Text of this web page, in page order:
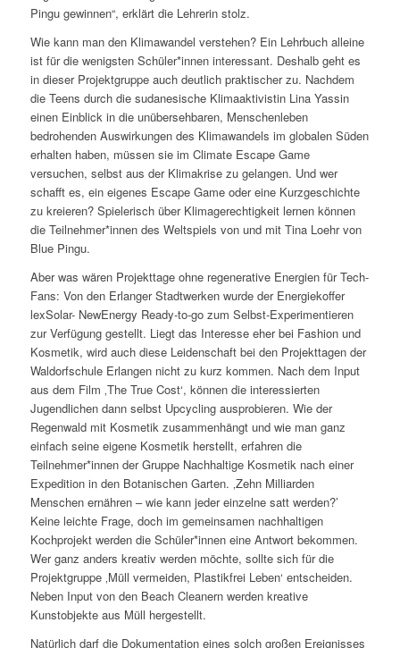
Pingu gewinnen“, erklärt die Lehrerin stolz.
Wie kann man den Klimawandel verstehen? Ein Lehrbuch alleine
ist für die wenigsten Schüler*innen interessant. Deshalb geht es
in dieser Projektgruppe auch deutlich praktischer zu. Nachdem
die Teens durch die sudanesische Klimaaktivistin Lina Yassin
einen Einblick in die unübersehbaren, Menschenleben
bedrohenden Auswirkungen des Klimawandels im globalen Süden
erhalten haben, müssen sie im Climate Escape Game
versuchen, selbst aus der Klimakrise zu gelangen. Und wer
schafft es, ein eigenes Escape Game oder eine Kurzgeschichte
zu kreieren? Spielerisch über Klimagerechtigkeit lernen können
die Teilnehmer*innen des Weltspiels von und mit Tina Loehr von
Blue Pingu.
Aber was wären Projekttage ohne regenerative Energien für Tech-
Fans: Von den Erlanger Stadtwerken wurde der Energiekoffer
lexSolar- NewEnergy Ready-to-go zum Selbst-Experimentieren
zur Verfügung gestellt. Liegt das Interesse eher bei Fashion und
Kosmetik, wird auch diese Leidenschaft bei den Projekttagen der
Waldorfschule Erlangen nicht zu kurz kommen. Nach dem Input
aus dem Film ‚The True Cost‘, können die interessierten
Jugendlichen dann selbst Upcycling ausprobieren. Wie der
Regenwald mit Kosmetik zusammenhängt und wie man ganz
einfach seine eigene Kosmetik herstellt, erfahren die
Teilnehmer*innen der Gruppe Nachhaltige Kosmetik nach einer
Expedition in den Botanischen Garten. ‚Zehn Milliarden
Menschen ernähren – wie kann jeder einzelne satt werden?’
Keine leichte Frage, doch im gemeinsamen nachhaltigen
Kochprojekt werden die Schüler*innen eine Antwort bekommen.
Wer ganz anders kreativ werden möchte, sollte sich für die
Projektgruppe ‚Müll vermeiden, Plastikfrei Leben‘ entscheiden.
Neben Input von den Beach Cleanern werden kreative
Kunstobjekte aus Müll hergestellt.
Natürlich darf die Dokumentation eines solch großen Ereignisses